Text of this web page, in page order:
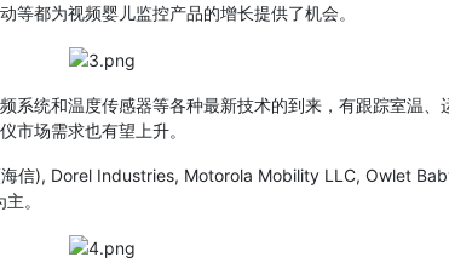
等都为视频婴儿监控产品的增长提供了机会。
统和温度传感器等各种最新技术的到来，有跟踪室温、
市场需求也有望上升。
), Dorel Industries, Motorola Mobility LLC, Owlet
。